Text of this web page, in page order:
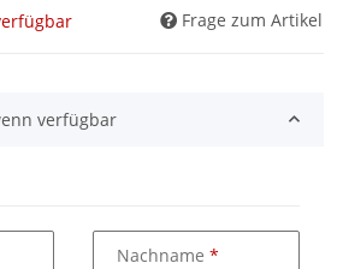
Frage zum Artikel
verfügbar
Nachname